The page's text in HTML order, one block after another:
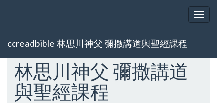
ccreadbible 林思川神父 彌撒講道與聖經課程
林思川神父 彌撒講道
與聖經課程